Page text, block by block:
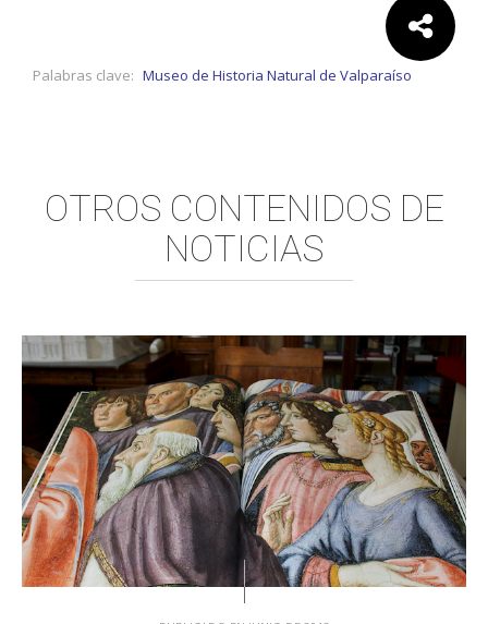
Comparte:
Palabras clave: Museo de Historia Natural de Valparaíso
OTROS CONTENIDOS DE
NOTICIAS